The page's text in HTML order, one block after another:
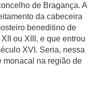
de Bragança. A
da cabeceira
beneditino de
ou XIII, e que entrou
XVI. Seria, nessa
monacal na região de